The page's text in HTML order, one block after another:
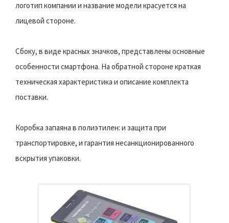
логотип компании и название модели красуется на
лицевой стороне.
Сбоку, в виде красных значков, представлены основные
особенности смартфона. На обратной стороне краткая
техническая характеристика и описание комплекта
поставки.
Коробка запаяна в полиэтилен: и защита при
транспортировке, и гарантия несанкционированного
вскрытия упаковки.